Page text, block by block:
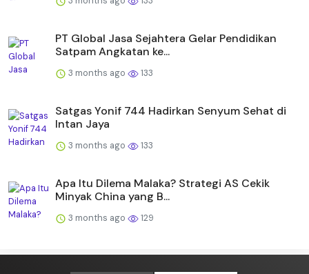
PT Global Jasa Sejahtera Gelar Pendidikan
Satpam Angkatan ke...
3 months ago 133
Satgas Yonif 744 Hadirkan Senyum Sehat di
Intan Jaya
3 months ago 133
Apa Itu Dilema Malaka? Strategi AS Cekik
Minyak China yang B...
3 months ago 129